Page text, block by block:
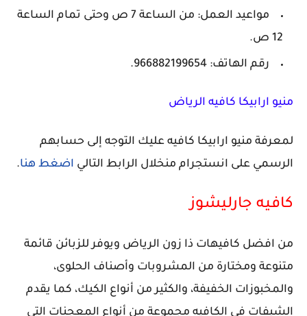
مواعيد العمل: من الساعة 7 ص وحتى تمام الساعة
12 ص.
رقم الهاتف: 966882199654.
منيو ارابيكا كافيه الرياض
لمعرفة منيو ارابيكا كافيه عليك التوجه إلى حسابهم
الرسمي على انستجرام منخلال الرابط التالي اضغط هنا.
كافيه جارليشوز
من افضل كافيهات ذا زون الرياض ويوفر للزبائن قائمة
متنوعة ومختارة من المشروبات وأصناف الحلوى،
والمخبوزات الخفيفة، والكثير من أنواع الكيك، كما يقدم
الشيفات في الكافيه مجموعة من أنواع المعجنات التي